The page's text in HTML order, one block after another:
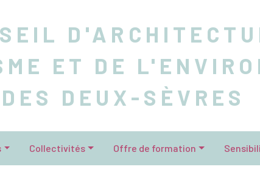
ET DE
DES DEUX-SÈVRES
Collectivités Offre de formation